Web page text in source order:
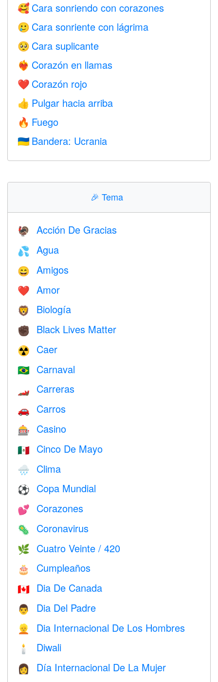
🥰 Cara sonriendo con corazones
🥲 Cara sonriente con lágrima
🥺 Cara suplicante
❤️‍🔥 Corazón en llamas
❤️ Corazón rojo
👍 Pulgar hacia arriba
🔥 Fuego
🇺🇦 Bandera: Ucrania
🎉 Tema
🦃 Acción De Gracias
💦 Agua
😄 Amigos
❤️️ Amor
🦁 Biología
✊🏿 Black Lives Matter
☢️ Caer
🇧🇷 Carnaval
🏎 Carreras
🚗 Carros
🎰 Casino
🇲🇽 Cinco De Mayo
🌧 Clima
⚽ Copa Mundial
💕 Corazones
🦠 Coronavirus
🌿 Cuatro Veinte / 420
🎂 Cumpleaños
🇨🇦 Dia De Canada
👨 Dia Del Padre
👱 Dia Internacional De Los Hombres
🕯 Diwali
👩
Día Internacional De La Mujer